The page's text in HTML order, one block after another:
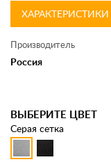
ХАРАКТЕРИСТИКИ
Производитель
Россия
ВЫБЕРИТЕ ЦВЕТ
Серая сетка